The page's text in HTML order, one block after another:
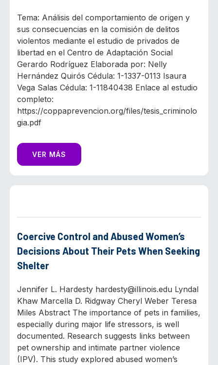
Tema: Análisis del comportamiento de origen y
sus consecuencias en la comisión de delitos
violentos mediante el estudio de privados de
libertad en el Centro de Adaptación Social
Gerardo Rodríguez Elaborada por: Nelly
Hernández Quirós Cédula: 1-1337-0113 Isaura
Vega Salas Cédula: 1-11840438 Enlace al estudio
completo:
https://coppaprevencion.org/files/tesis_criminolo
gia.pdf
VER MÁS
Coercive Control and Abused Women’s
Decisions About Their Pets When Seeking
Shelter
Jennifer L. Hardesty hardesty@illinois.edu Lyndal
Khaw Marcella D. Ridgway Cheryl Weber Teresa
Miles Abstract The importance of pets in families,
especially during major life stressors, is well
documented. Research suggests links between
pet ownership and intimate partner violence
(IPV). This study explored abused women’s